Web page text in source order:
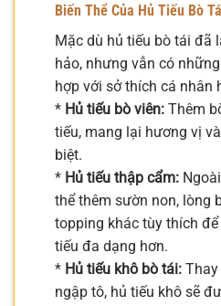
Biến Thể Của Hủ Tiếu Bò
Mặc dù hủ tiếu bò tái đã
hảo, nhưng vẫn có
hợp với sở thích cá nhân
* Hủ tiếu bò viên: Thêm
tiếu, mang lại hương vị
biệt.
* Hủ tiếu thập cẩm:
thể thêm sườn non, lòng
topping khác tùy thích
tiếu đa dạng hơn.
* Hủ tiếu khô bò tái:
ngập tô, hủ tiếu khô sẽ